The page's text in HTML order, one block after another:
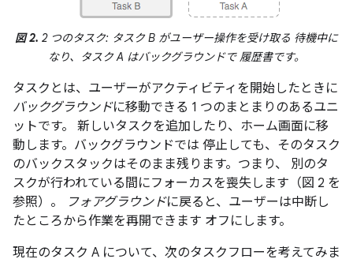
図 2. 2 つのタスク: タスク B がユーザー操作を受け取る 待機中に
なり、タスク A はバックグラウンドで 履歴書です。
タスクとは、ユーザーがアクティビティを開始したときに
バックグラウンドに移動できる 1 つのまとまりのあるユニ
ットです。 新しいタスクを追加したり、ホーム画面に移
動します。バックグラウンドでは 停止しても、そのタスク
のバックスタックはそのまま残ります。つまり、 別のタ
スクが行われている間にフォーカスを喪失します（図 2 を
参照）。
フォアグラウンドに戻ると、ユーザーは中断し
たところから作業を再開できます オフにします。
現在のタスク A について、次のタスクフローを考えてみま